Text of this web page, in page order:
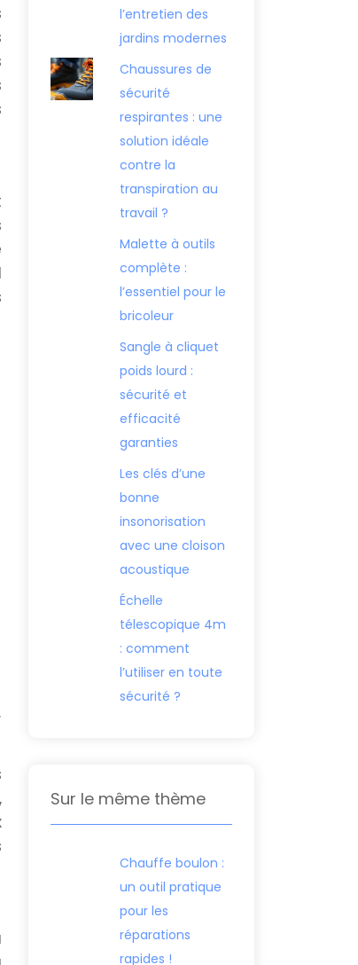
l’entretien des
jardins modernes
Chaussures de
sécurité
respirantes : une
solution idéale
contre la
transpiration au
travail ?
Malette à outils
complète :
l’essentiel pour le
bricoleur
Sangle à cliquet
poids lourd :
sécurité et
efficacité
garanties
Les clés d’une
bonne
insonorisation
avec une cloison
acoustique
Échelle
télescopique 4m
: comment
l’utiliser en toute
sécurité ?
Sur le même thème
Chauffe boulon :
un outil pratique
pour les
réparations
rapides !